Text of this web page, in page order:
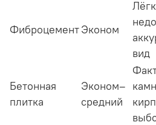
ФиброцементЭконом
вид
Бетонная
плитка
Эконом–
средний